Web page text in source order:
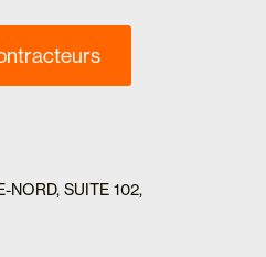
NORD, SUITE 102,